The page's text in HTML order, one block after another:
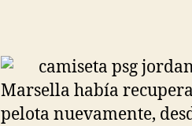
Marsella había
pelota nuevamente,